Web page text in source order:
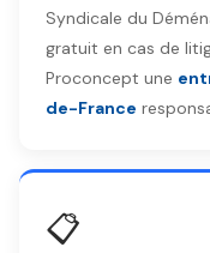
Syndicale du
gratuit en cas de
Proconcept une
de-France
📋